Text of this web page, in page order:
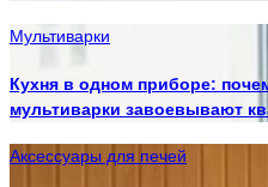
Мультиварки
Кухня в одном приборе:
мультиварки завоевывают
Аксессуары для печей